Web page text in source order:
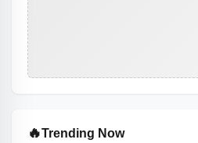
🔥Trending Now